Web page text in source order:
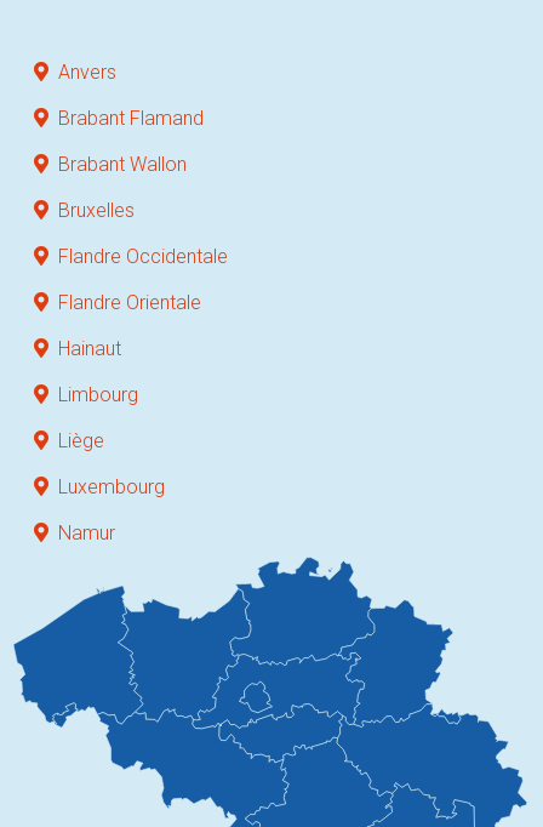
Anvers
Brabant Flamand
Brabant Wallon
Bruxelles
Flandre Occidentale
Flandre Orientale
Hainaut
Limbourg
Liège
Luxembourg
Namur